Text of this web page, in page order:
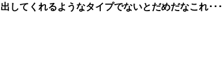
してくれるようなタイプでないとだめだなこれ･･･